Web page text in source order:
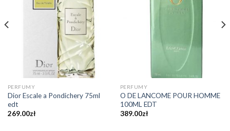
PERFUMY
Dior Escale a Pondichery 75ml
edt
269.00zł
PERFUMY
O DE LANCOME POUR HOMME
100ML EDT
389.00zł